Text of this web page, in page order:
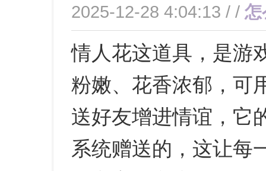
2025-12-28 4:04:13 / / 怎
情人花这道具，是游
粉嫩、花香浓郁，可
送好友增进情谊，它
系统赠送的，这让每